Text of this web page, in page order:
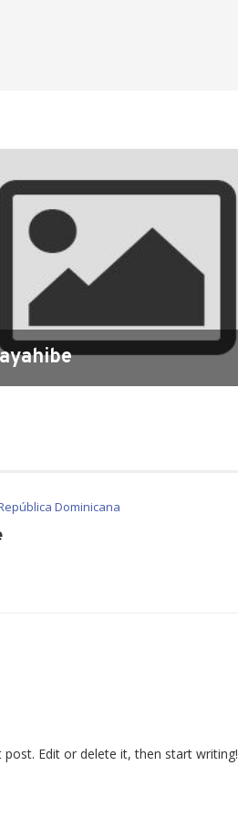
Dominicana
Edit or delete it, then start writing!